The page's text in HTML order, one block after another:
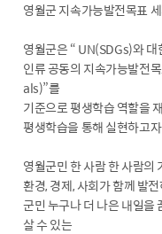
영월군 지속가능발전목표
영월군은 “ UN(SDGs)와
인류 공동의 지속가능발
als)”를
기준으로 평생학습 역할을
평생학습을 통해 실현하고
영월군민 한 사람 한 사람의
환경, 경제, 사회가 함께 발
군민 누구나 더 나은 내일을
살 수 있는